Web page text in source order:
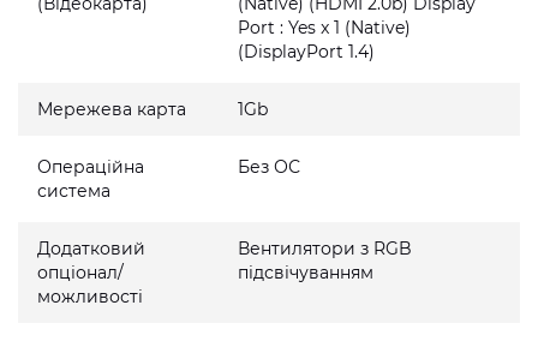
Port : Yes x 1 (Native)
(DisplayPort 1.4)
Мережева карта 1Gb
Операційна
система
Без ОС
Додатковий
опціонал/
можливості
Вентилятори з RGB
підсвічуванням